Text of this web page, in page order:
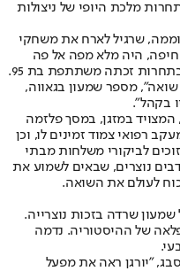
מלכת היופי של ניצולות
שרגיל לארח את משחקי
חיפה, היה מלא מפה אל פה
בניצולי שואה. ננסי ברנדס עלה להופיע ובתחרות זכתה משתתפת בת 95.
כבר 400 ניצולות שואה", מספר שמעון בגאווה,
בקהל".
המצויד במזגן, במסך פלזמה
רפואי צמוד זמינים לו, וכן
לביקורי משלחות מבתי
נוצרים, שבאים לשמוע את
לעולם את השואה.
שמעון שרדה בזכות נוצרייה.
של ההיסטוריה. נדמה
"יורגן ראה את מפעל